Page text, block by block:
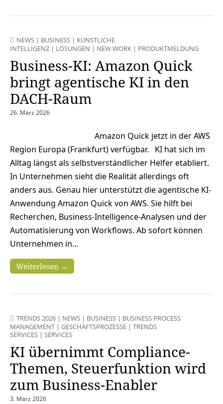
NEWS | BUSINESS | KÜNSTLICHE
INTELLIGENZ | LÖSUNGEN | NEW WORK | PRODUKTMELDUNG
Business-KI: Amazon Quick
bringt agentische KI in den
DACH-Raum
26. März 2026
Amazon Quick jetzt in der AWS
Region Europa (Frankfurt) verfügbar. KI hat sich im
Alltag längst als selbstverständlicher Helfer etabliert.
In Unternehmen sieht die Realität allerdings oft
anders aus. Genau hier unterstützt die agentische KI-
Anwendung Amazon Quick von AWS. Sie hilft bei
Recherchen, Business-Intelligence-Analysen und der
Automatisierung von Workflows. Ab sofort können
Unternehmen in…
Weiterlesen →
TRENDS 2026 | NEWS | BUSINESS | BUSINESS PROCESS
MANAGEMENT | GESCHÄFTSPROZESSE | TRENDS
SERVICES | SERVICES
KI übernimmt Compliance-
Themen, Steuerfunktion wird
zum Business-Enabler
3. März 2026